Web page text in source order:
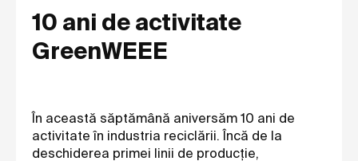
10 ani de activitate
GreenWEEE
În această săptămână aniversăm 10 ani de
activitate în industria reciclării. Încă de la
deschiderea primei linii de producție,